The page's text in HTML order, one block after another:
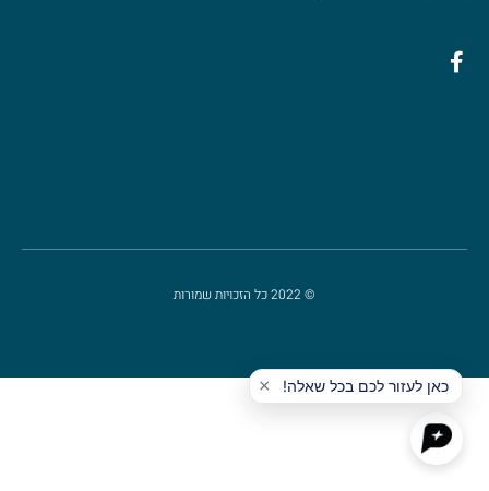
© 2022 כל הזכויות שמורות